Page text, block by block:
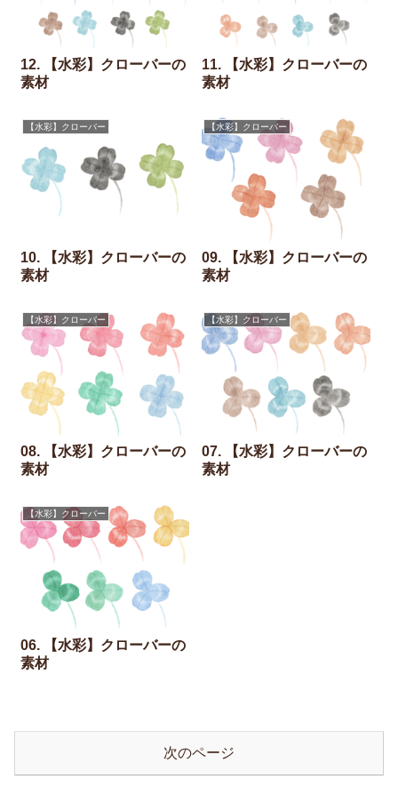
12. 【水彩】クローバーの
素材
11. 【水彩】クローバーの
素材
【水彩】クローバー
10. 【水彩】クローバーの
素材
【水彩】クローバー
09. 【水彩】クローバーの
素材
【水彩】クローバー
08. 【水彩】クローバーの
素材
【水彩】クローバー
07. 【水彩】クローバーの
素材
【水彩】クローバー
06. 【水彩】クローバーの
素材
次のページ